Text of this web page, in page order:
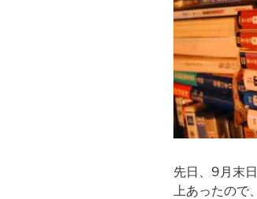
先日、9月末
上あったので